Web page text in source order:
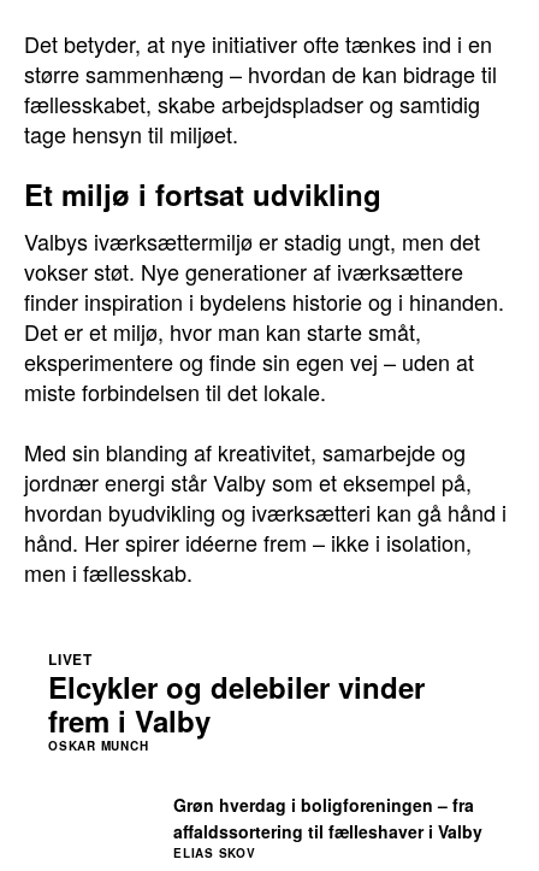
Det betyder, at nye initiativer ofte tænkes ind i en
større sammenhæng – hvordan de kan bidrage til
fællesskabet, skabe arbejdspladser og samtidig
tage hensyn til miljøet.
Et miljø i fortsat udvikling
Valbys iværksættermiljø er stadig ungt, men det
vokser støt. Nye generationer af iværksættere
finder inspiration i bydelens historie og i hinanden.
Det er et miljø, hvor man kan starte småt,
eksperimentere og finde sin egen vej – uden at
miste forbindelsen til det lokale.
Med sin blanding af kreativitet, samarbejde og
jordnær energi står Valby som et eksempel på,
hvordan byudvikling og iværksætteri kan gå hånd i
hånd. Her spirer idéerne frem – ikke i isolation,
men i fællesskab.
Grøn hverdag i boligforeningen – fra
affaldssortering til fælleshaver i Valby
ELIAS SKOV
Elcykler og delebiler vinder
frem i Valby
LIVET
OSKAR MUNCH